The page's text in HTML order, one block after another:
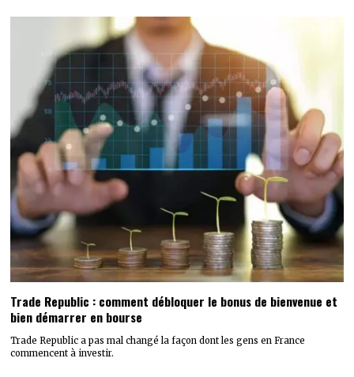
Trade Republic : comment débloquer le bonus de bienvenue et
bien démarrer en bourse
Trade Republic a pas mal changé la façon dont les gens en France
commencent à investir.